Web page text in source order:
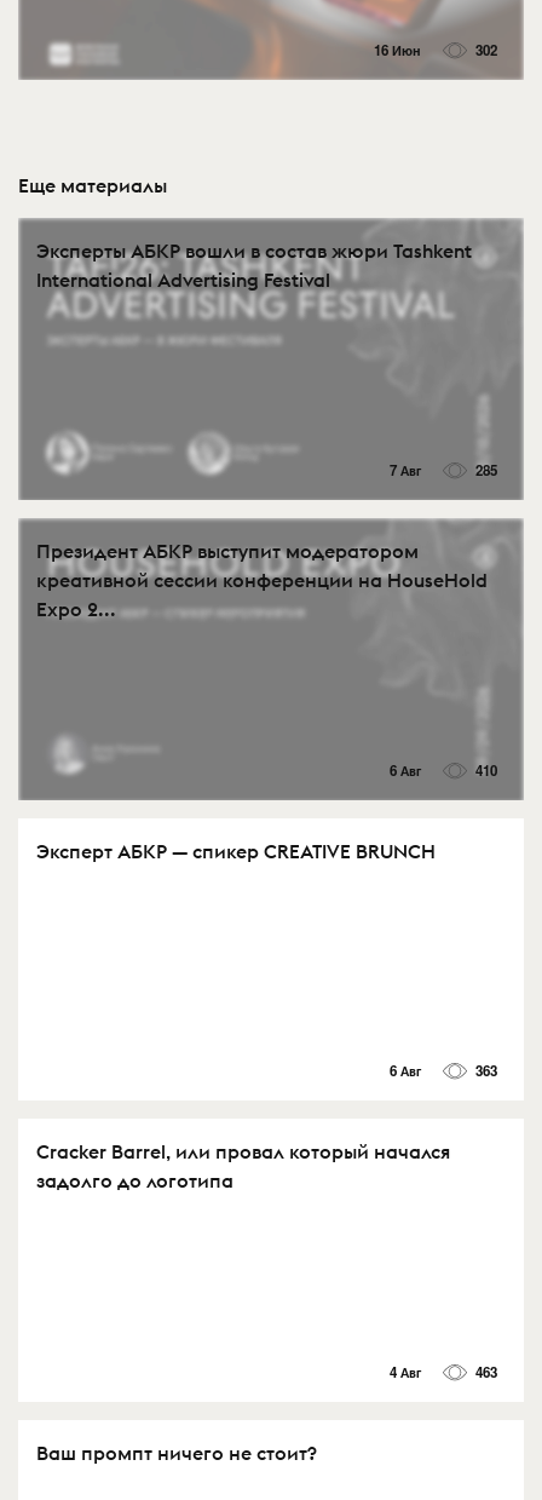
16 Июн 302
Еще материалы
Эксперты АБКР вошли в состав жюри Tashkent
International Advertising Festival
7 Авг 285
Президент АБКР выступит модератором
креативной сессии конференции на HouseHold
Expo 2...
6 Авг 410
Эксперт АБКР — спикер CREATIVE BRUNCH
6 Авг 363
Cracker Barrel, или провал который начался
задолго до логотипа
4 Авг 463
Ваш промпт ничего не стоит?